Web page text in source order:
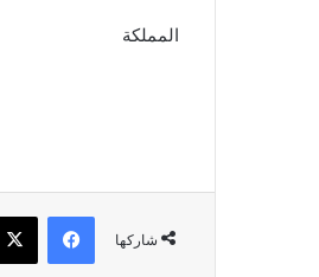
المملكة
شاركها
فيسبوك